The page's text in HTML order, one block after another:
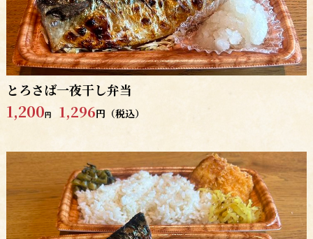
とろさば一夜干し弁当
1,200円 1,296円（税込）